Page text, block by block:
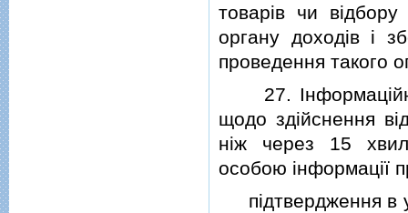
товарiв чи вiдбору
органу доходiв i
проведення такого
27. Iнформацiйна
щодо здiйснення
нiж через 15
особою iнформацiї
пiдтвердження в